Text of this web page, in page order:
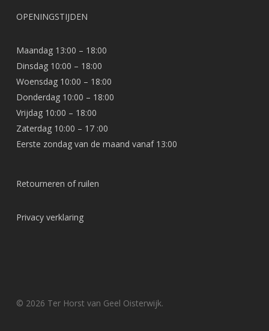
OPENINGSTIJDEN
Maandag 13:00 – 18:00
Dinsdag 10:00 – 18:00
Woensdag 10:00 – 18:00
Donderdag 10:00 – 18:00
Vrijdag 10:00 – 18:00
Zaterdag 10:00 – 17 :00
Eerste zondag van de maand vanaf 13:00
Retourneren of ruilen
Privacy verklaring
© 2026 Ter Horst van Geel Oisterwijk.